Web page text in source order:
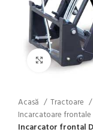
Click to
Acasă Tractoare
Incarcatoare frontale
Incarcator frontal